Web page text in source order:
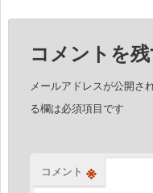
コメントを
メールアドレスが公開さ
る欄は必須項目です
コメント ※